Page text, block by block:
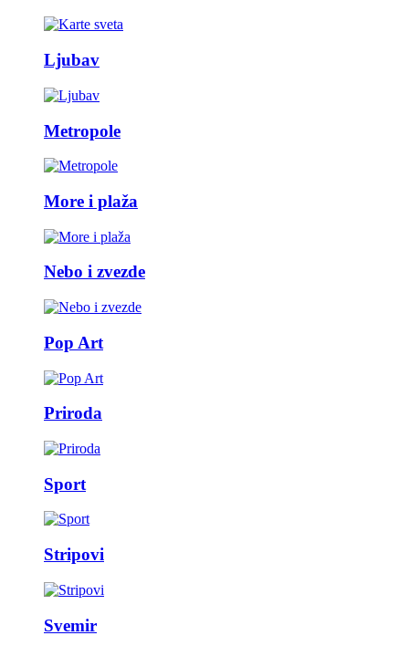
Ljubav
Metropole
More i plaža
Nebo i zvezde
Pop Art
Priroda
Sport
Stripovi
Svemir